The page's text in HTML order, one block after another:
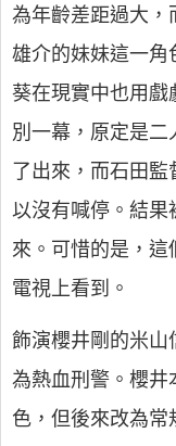
為年齡差距過大，
雄介的妹妹這一角
葵在現實中也用戲
別一幕，原定是
了出來，而石田
以沒有喊停。結果
來。可惜的是，這
電視上看到。
飾演櫻井剛的米山
為熱血刑警。櫻井
色，但後來改為常